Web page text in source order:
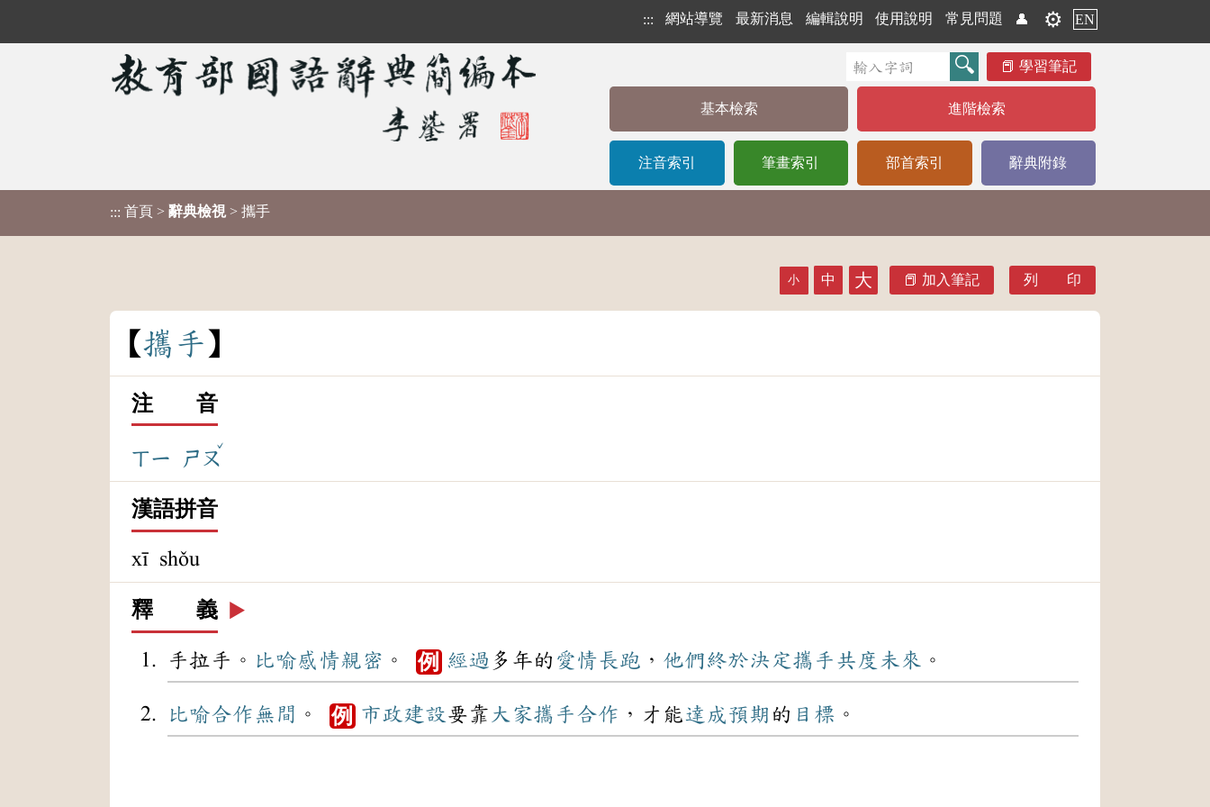
::: 網站導覽 最新消息 編輯說明 使用說明 常見問題 👤 ⚙️ EN
學習筆記
基本檢索 進階檢索
注音索引 筆畫索引 部首索引 辭典附錄
::: 首頁 > 辭典檢視 > 攜手
小 中 大 加入筆記 列 印
攜 手
注 音
ㄒㄧ ㄕㄡ
ˇ
漢語拼音
xī shǒu
釋 義 ▶️
手拉手。 比喻感情親密 。 例 經過 多年的 愛情長跑 ， 他們終於決定攜手 共度 未來 。
比喻合作無間 。 例 市政 建設要靠 大家攜手合作 ，才能達成預期 的 目標 。